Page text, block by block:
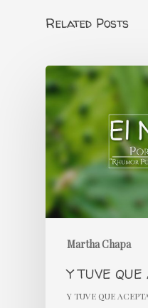
Related Posts
Martha Chapa
Y TUVE QUE
Y TUVE QUE